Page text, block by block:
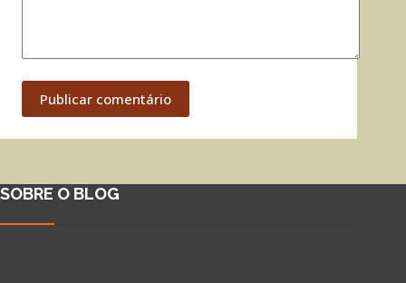
Publicar comentário
SOBRE O BLOG